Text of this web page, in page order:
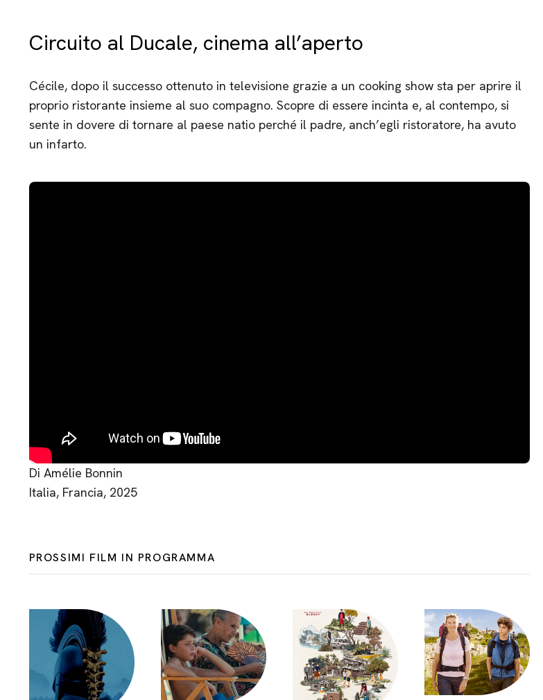
Circuito al Ducale, cinema all’aperto
Cécile, dopo il successo ottenuto in televisione grazie a un cooking show sta per aprire il
proprio ristorante insieme al suo compagno. Scopre di essere incinta e, al contempo, si
sente in dovere di tornare al paese natio perché il padre, anch’egli ristoratore, ha avuto
un infarto.
Di Amélie Bonnin
Italia, Francia, 2025
PROSSIMI FILM IN PROGRAMMA